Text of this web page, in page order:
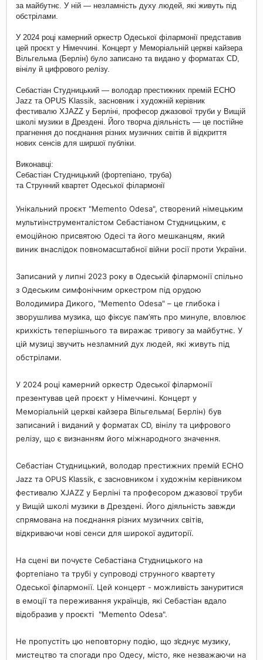
за майбутнє. У ній — незламність духу людей, які живуть під
обстрілами.
У 2024 році камерний оркестр Одеської філармонії представив
цей проєкт у Німеччині. Концерт у Меморіальній церкві кайзера
Вільгельма (Берлін) було записано та видано у форматах CD,
вінілу й цифрового релізу.
Себастіан Студницький — володар престижних премій ECHO
Jazz та OPUS Klassik, засновник і художній керівник
фестивалю XJAZZ у Берліні, професор джазової труби у Вищій
школі музики в Дрездені. Його творча діяльність — це постійне
прагнення до поєднання різних музичних світів й відкриття
нових сенсів для ширшої публіки.
Виконавці:
Себастіан Студницький (фортепіано, труба)
та Струнний квартет Одеської філармонії
Унікальний проєкт "Memento Odesa", створений німецьким
мультиінструменталістом Себастіаном Студницьким, є
емоційною присвятою Одесі та його мешканцям, який
виник внаслідок повномасштабної війни росії проти України.
Записаний у липні 2023 року в Одеській філармонії спільно
з Одеським симфонічним оркестром під орудою
Володимира Дикого, "Memento Odesa" – це глибока і
зворушлива музика, що фіксує пам’ять про минуле, вловлює
крихкість теперішнього та виражає тривогу за майбутнє. У
цій музиці звучить незламний дух людей, які живуть під
обстрілами.
У 2024 році камерний оркестр Одеської філармонії
презентував цей проєкт у Німеччині. Концерт у
Меморіальній церкві кайзера Вільгельма( Берлін) був
записаний і виданий у форматах CD, вінілу та цифрового
релізу, що є визнанням його міжнародного значення.
Себастіан Студницький, володар престижних премій ECHO
Jazz та OPUS Klassik, є засновником і художнім керівником
фестивалю XJAZZ у Берліні та професором джазової труби
у Вищій школі музики в Дрездені. Його діяльність завжди
спрямована на поєднання різних музичних світів,
відкриваючи нові сенси для широкої аудиторії.
На сцені ви почуєте Себастіана Студницького на
фортепіано та трубі у супроводі струнного квартету
Одеської філармонії. Цей концерт - можливість зануритися
в емоції та переживання українців, які Себастіан вдало
відобразив у проєкті "Memento Odesa".
Не пропустіть цю неповторну подію, що з’єднує музику,
мистецтво та спогади про Одесу, місто, яке незважаючи на